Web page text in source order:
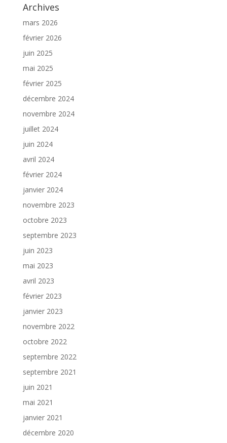
Archives
mars 2026
février 2026
juin 2025
mai 2025
février 2025
décembre 2024
novembre 2024
juillet 2024
juin 2024
avril 2024
février 2024
janvier 2024
novembre 2023
octobre 2023
septembre 2023
juin 2023
mai 2023
avril 2023
février 2023
janvier 2023
novembre 2022
octobre 2022
septembre 2022
septembre 2021
juin 2021
mai 2021
janvier 2021
décembre 2020